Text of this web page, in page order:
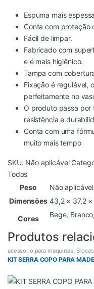
Espuma mais
Conta com proteção
Fácil de limpar.
Fabricado com
e é mais higiênico.
Tampa com
Fixação é regulável,
perfeitamente no
O produto passa
resistência e
Conta com uma
muito mais tempo
SKU: Não aplicável
Todos
Peso
Não aplicável
Dimensões 43,2 × 37,2 ×
Cores Bege, Branco,
Produtos
acessorio para maquinas,
KIT SERRA COPO PARA